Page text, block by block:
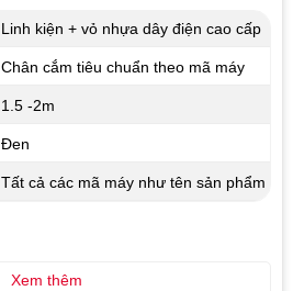
Linh kiện + vỏ nhựa dây điện cao cấp
Chân cắm tiêu chuẩn theo mã máy
1.5 -2m
Đen
Tất cả các mã máy như tên sản phẩm
Xem thêm